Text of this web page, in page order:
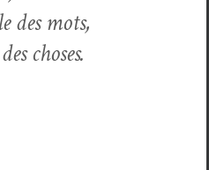
des mots,
choses.